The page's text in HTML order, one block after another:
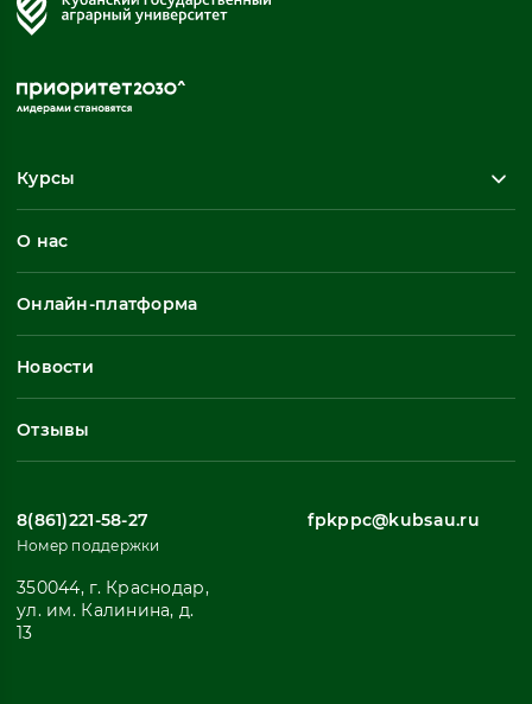
Курсы
Повышение квалификации
Профессиональная переподготовка
Профессиональное обучение
Все
О нас
Онлайн-платформа
Новости
Отзывы
8(861)221-58-27
Номер поддержки
fpkppc@kubsau.ru
350044, г. Краснодар,
ул. им. Калинина, д.
13